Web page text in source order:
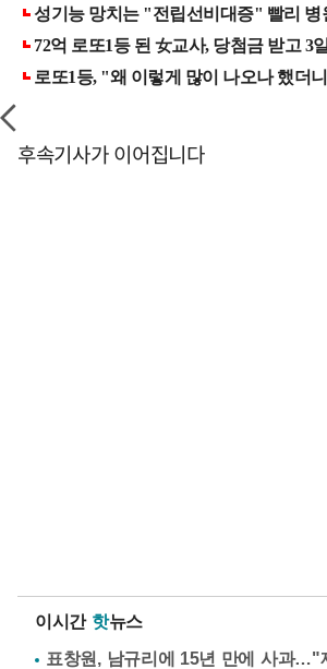
후속기사가 이어집니다
이시간 핫뉴스
표창원, 남규리에 15년 만에 사과…"